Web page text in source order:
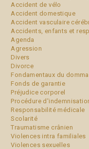
Accident de vélo
Accident domestique
Accident vasculaire
Accidents, enfants et
Agenda
Agression
Divers
Divorce
Fondamentaux du
Fonds de garantie
Préjudice corporel
Procédure
Responsabilité médicale
Scolarité
Traumatisme crânien
Violences intra familiales
Violences sexuelles